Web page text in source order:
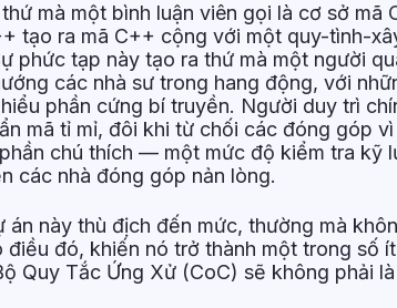
mà một bình luận viên gọi là cơ sở mã
tạo ra mã C++ cộng với một quy-tình-
phức tạp này tạo ra thứ mà một người
các nhà sư trong hang động, với
phần cứng bí truyền. Người duy trì
mã tỉ mỉ, đôi khi từ chối các đóng góp
chú thích — một mức độ kiểm tra kỹ
các nhà đóng góp nản lòng.
án này thù địch đến mức, thường mà
đó, khiến nó trở thành một trong số ít
Quy Tắc Ứng Xử (CoC) sẽ không phải